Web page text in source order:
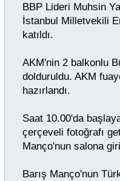
BBP Lideri Muhsin
İstanbul Milletvekili
katıldı.
AKM'nin 2 balkonlu
dolduruldu. AKM
hazırlandı.
Saat 10.00'da
çerçeveli fotoğrafı
Manço'nun salona
Barış Manço'nun